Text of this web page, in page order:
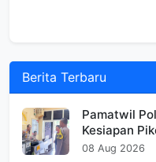
Berita Terbaru
Pamatwil
Kesiapan
08 Aug 2026